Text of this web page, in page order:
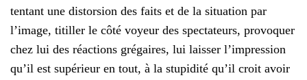
tentant une distorsion des faits et de la situation par
l’image, titiller le côté voyeur des spectateurs, provoquer
chez lui des réactions grégaires, lui laisser l’impression
qu’il est supérieur en tout, à la stupidité qu’il croit avoir